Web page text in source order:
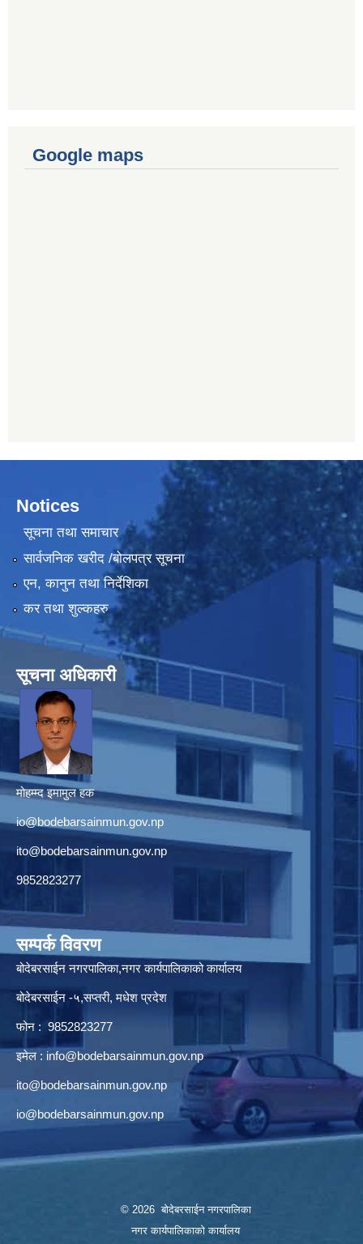
Google maps
Notices
सूचना तथा समाचार
सार्वजनिक खरीद /बोलपत्र सूचना
एन, कानुन तथा निर्देशिका
कर तथा शुल्कहरु
सूचना अधिकारी
मोहम्म्द इमामुल हक
io@bodebarsainmun.gov.np
ito@bodebarsainmun.gov.np
9852823277
सम्पर्क विवरण
बोदेबरसाईन नगरपालिका,नगर कार्यपालिकाको कार्यालय
बोदेबरसाईन -५,सप्तरी, मधेश प्रदेश
फोन : 9852823277
इमेल : info@bodebarsainmun.gov.np
ito@bodebarsainmun.gov.np
io@bodebarsainmun.gov.np
© 2026 बोदेबरसाईन नगरपालिका
नगर कार्यपालिकाको कार्यालय